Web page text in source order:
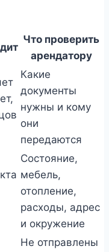
Что проверить
арендатору
Какие
документы
нужны и кому
они
передаются
Состояние,
мебель,
отопление,
расходы, адрес
и окружение
Не отправлены